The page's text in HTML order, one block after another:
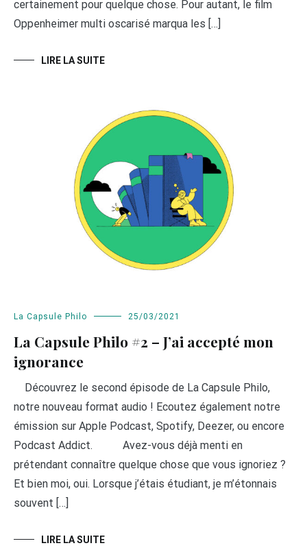
certainement pour quelque chose. Pour autant, le film
Oppenheimer multi oscarisé marqua les […]
LIRE LA SUITE
La Capsule Philo 25/03/2021
La Capsule Philo #2 – J’ai accepté mon
ignorance
Découvrez le second épisode de La Capsule Philo,
notre nouveau format audio ! Ecoutez également notre
émission sur Apple Podcast, Spotify, Deezer, ou encore
Podcast Addict. Avez-vous déjà menti en
prétendant connaître quelque chose que vous ignoriez ?
Et bien moi, oui. Lorsque j’étais étudiant, je m’étonnais
souvent […]
LIRE LA SUITE